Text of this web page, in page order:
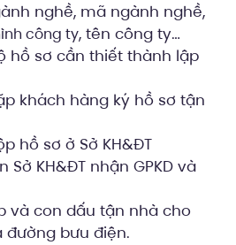
nghề, mã ngành nghề,
công ty, tên công ty…
hồ sơ cần thiết thành lập
khách hàng ký hồ sơ tận
hồ sơ ở Sở KH&ĐT
Sở KH&ĐT nhận GPKD và
và con dấu tận nhà cho
đường bưu điện.